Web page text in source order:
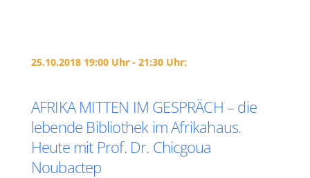
25.10.2018 19:00 Uhr - 21:30 Uhr:
AFRIKA MITTEN IM GESPRÄCH – die
lebende Bibliothek im Afrikahaus.
Heute mit Prof. Dr. Chicgoua
Noubactep